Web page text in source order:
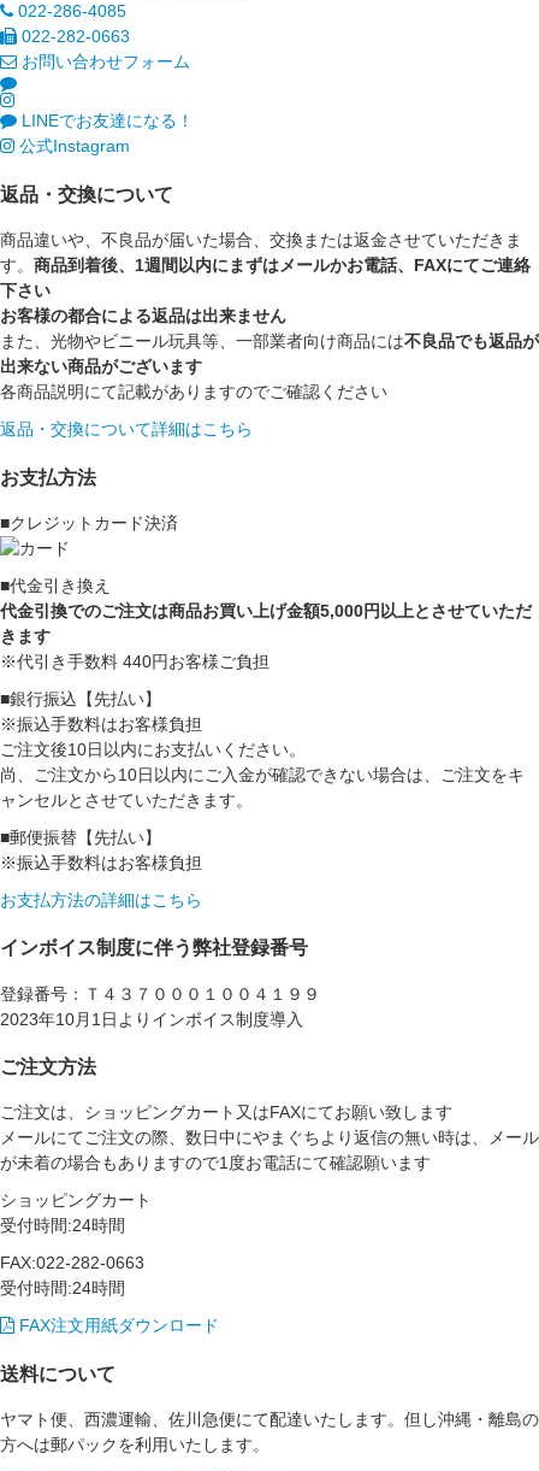
022-286-4085
022-282-0663
お問い合わせフォーム
LINEでお友達になる！
公式Instagram
返品・交換について
商品違いや、不良品が届いた場合、交換または返金させていただきま
す。 商品到着後、1週間以内にまずはメールかお電話、FAXにてご連絡
下さい
お客様の都合による返品は出来ません
また、光物やビニール玩具等、一部業者向け商品には不良品でも返品が
出来ない商品がございます
各商品説明にて記載がありますのでご確認ください
返品・交換について詳細はこちら
お支払方法
■クレジットカード決済
■代金引き換え
代金引換でのご注文は商品お買い上げ金額5,000円以上とさせていただ
きます
※代引き手数料 440円お客様ご負担
■銀行振込【先払い】
※振込手数料はお客様負担
ご注文後10日以内にお支払いください。
尚、ご注文から10日以内にご入金が確認できない場合は、ご注文をキ
ャンセルとさせていただきます。
■郵便振替【先払い】
※振込手数料はお客様負担
お支払方法の詳細はこちら
インボイス制度に伴う弊社登録番号
登録番号：Ｔ４３７０００１００４１９９
2023年10月1日よりインボイス制度導入
ご注文方法
ご注文は、ショッピングカート又はFAXにてお願い致します
メールにてご注文の際、数日中にやまぐちより返信の無い時は、メール
が未着の場合もありますので1度お電話にて確認願います
ショッピングカート
受付時間:24時間
FAX:022-282-0663
受付時間:24時間
FAX注文用紙ダウンロード
送料について
ヤマト便、西濃運輸、佐川急便にて配達いたします。但し沖縄・離島の
方へは郵パックを利用いたします。